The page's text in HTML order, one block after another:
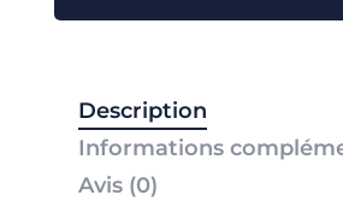
Description
Informations
Avis (0)